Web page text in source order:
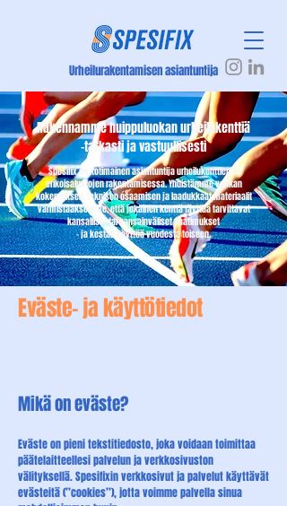
Rakennamme huippuluokan urheilukenttiä
-tarkasti ja vastuullisesti
Spesifix on kotimainen asiantuntija urheilukenttien ja
erikoisalustojen rakentamisessa. Yhdistämme vankan
kokemuksen, teknisen osaamisen ja laadukkaat materiaalit
varmistaaksemme, että jokainen kenttä täyttää tarvittavat
kansalliset tai kansainväliset vaatimukset
- ja kestää käyttöä vuodesta toiseen.
Urheilurakentamisen asiantuntija
Eväste- ja käyttötiedot
Mikä on eväste?
Eväste on pieni tekstitiedosto, joka voidaan toimittaa
päätelaitteellesi palvelun ja verkkosivuston
välityksellä. Spesifixin verkkosivut ja palvelut käyttävät
evästeitä (’’cookies’’), jotta voimme palvella sinua